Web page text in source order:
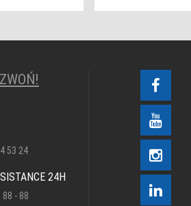
53 24
24H
88 - 88